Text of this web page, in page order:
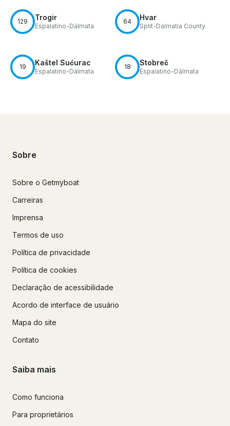
129 Trogir
Espalatino-Dálmata
64 Hvar
Split-Dalmatia County
19 Kaštel Sućurac
Espalatino-Dálmata
18 Stobreč
Espalatino-Dálmata
Sobre
Sobre o Getmyboat
Carreiras
Imprensa
Termos de uso
Política de privacidade
Política de cookies
Declaração de acessibilidade
Acordo de interface de usuário
Mapa do site
Contato
Saiba mais
Como funciona
Para proprietários